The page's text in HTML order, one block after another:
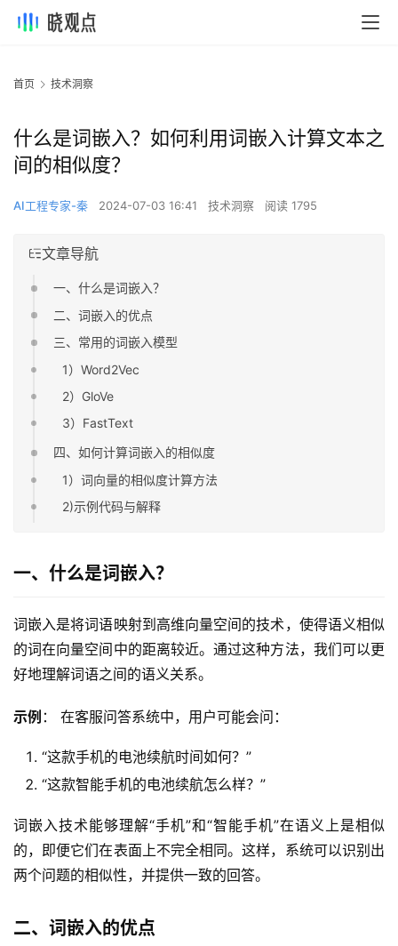
首页 技术洞察
什么是词嵌入？如何利用词嵌入计算文本之
间的相似度？
AI工程专家-秦 2024-07-03 16:41 技术洞察 阅读 1795
文章导航
一、什么是词嵌入？
二、词嵌入的优点
三、常用的词嵌入模型
1）Word2Vec
2）GloVe
3）FastText
四、如何计算词嵌入的相似度
1）词向量的相似度计算方法
2)示例代码与解释
一、什么是词嵌入？
词嵌入是将词语映射到高维向量空间的技术，使得语义相似
的词在向量空间中的距离较近。通过这种方法，我们可以更
好地理解词语之间的语义关系。
示例 ： 在客服问答系统中，用户可能会问：
“这款手机的电池续航时间如何？”
“这款智能手机的电池续航怎么样？”
词嵌入技术能够理解“手机”和“智能手机”在语义上是相似
的，即便它们在表面上不完全相同。这样，系统可以识别出
两个问题的相似性，并提供一致的回答。
二、词嵌入的优点